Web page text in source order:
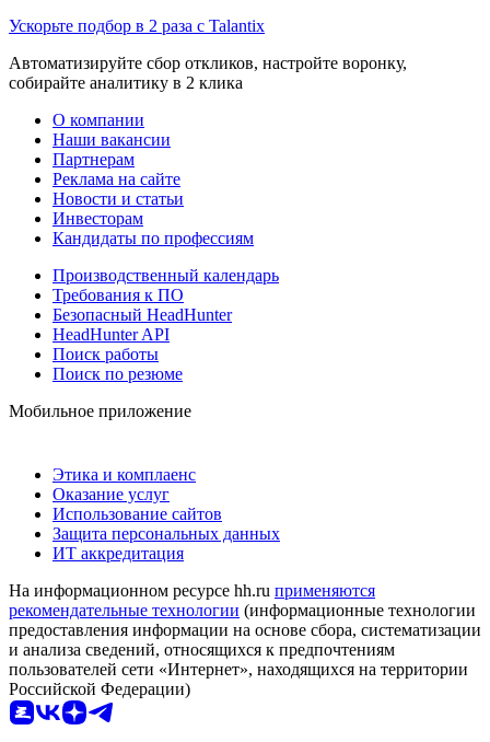
Ускорьте подбор в 2 раза с Talantix
Автоматизируйте сбор откликов, настройте воронку,
собирайте аналитику в 2 клика
О компании
Наши вакансии
Партнерам
Реклама на сайте
Новости и статьи
Инвесторам
Кандидаты по профессиям
Производственный календарь
Требования к ПО
Безопасный HeadHunter
HeadHunter API
Поиск работы
Поиск по резюме
Мобильное приложение
Этика и комплаенс
Оказание услуг
Использование сайтов
Защита персональных данных
ИТ аккредитация
На информационном ресурсе hh.ru применяются
рекомендательные технологии (информационные технологии
предоставления информации на основе сбора, систематизации
и анализа сведений, относящихся к предпочтениям
пользователей сети «Интернет», находящихся на территории
Российской Федерации)